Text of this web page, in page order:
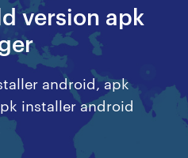
version apk
android, apk
installer android